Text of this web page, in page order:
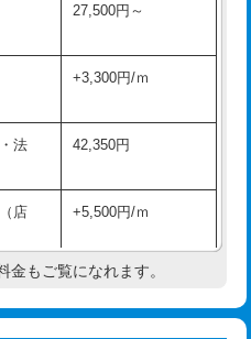
16,500円
現場見積
です。
5,500円
ド止
5,500円
し作
11,000円
使
27,500円～
+3,300円/ｍ
法
42,350円
店
+5,500円/ｍ
現地調査
金もご覧になれます。